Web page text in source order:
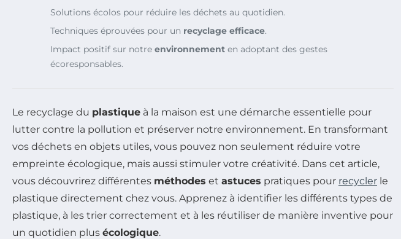
Solutions écolos pour réduire les déchets au quotidien.
Techniques éprouvées pour un recyclage efficace.
Impact positif sur notre environnement en adoptant des gestes
écoresponsables.
Le recyclage du plastique à la maison est une démarche essentielle pour
lutter contre la pollution et préserver notre environnement. En transformant
vos déchets en objets utiles, vous pouvez non seulement réduire votre
empreinte écologique, mais aussi stimuler votre créativité. Dans cet article,
vous découvrirez différentes méthodes et astuces pratiques pour recycler le
plastique directement chez vous. Apprenez à identifier les différents types de
plastique, à les trier correctement et à les réutiliser de manière inventive pour
un quotidien plus écologique.